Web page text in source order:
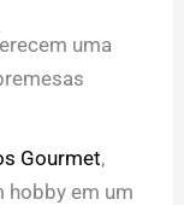
uma
Gourmet,
hobby em um